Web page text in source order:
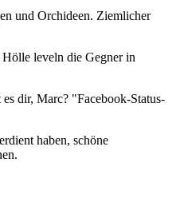
und Orchideen. Ziemlicher
Hölle leveln die Gegner in
es dir, Marc? "Facebook-Status-
haben, schöne